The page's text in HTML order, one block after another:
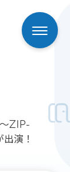
〜ZIP-
演！